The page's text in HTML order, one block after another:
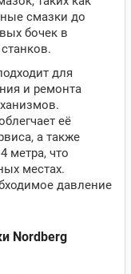
смазки до
бочек в
для
и ремонта
её
а также
метра, что
местах.
давление
Nordberg